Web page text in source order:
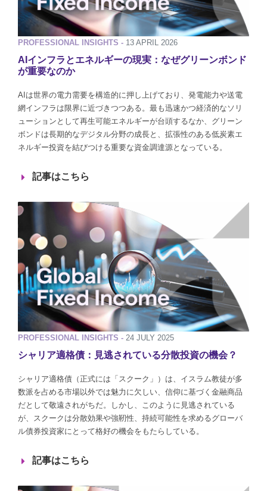
PROFESSIONAL INSIGHTS - 13 APRIL 2026
AIインフラとエネルギーの現実：なぜグリーンボンド
が重要なのか
AIは世界の電力需要を構造的に押し上げており、発電能力や送電
網インフラは限界に近づきつつある。最も迅速かつ経済的なソリ
ューションとして再生可能エネルギーが台頭するなか、グリーン
ボンドは長期的なデジタル分野の成長と、拡張性のある低炭素エ
ネルギー投資を結びつける重要な資金調達源となっている。
記事はこちら
PROFESSIONAL INSIGHTS - 24 JULY 2025
シャリア適格債：見逃されている分散投資の機会？
シャリア適格債（正式には「スクーク」）は、イスラム教徒が多
数派を占める市場以外では魅力に欠しい、信仰に基づく金融商品
だとして敬遠されがちだ。しかし、このように見逃されている
が、スクークは分散効果や強靭性、持続可能性を求めるグローバ
ル債券投資家にとって格好の機会をもたらしている。
記事はこちら